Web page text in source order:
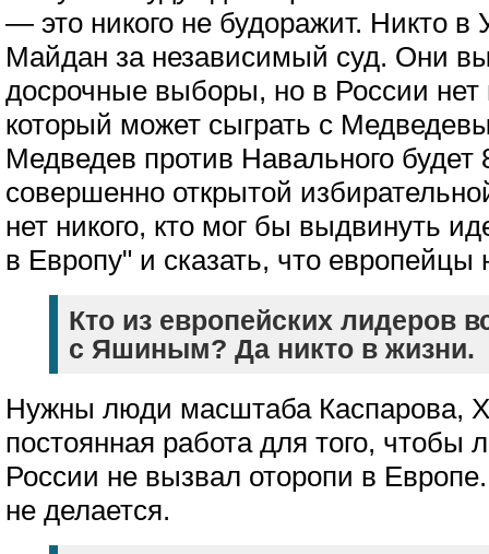
— это никого не будоражит. Никто в
Майдан за независимый суд. Они
досрочные выборы, но в России нет
который может сыграть с
Медведев против Навального будет
совершенно открытой
нет никого, кто мог бы выдвинуть
в Европу" и сказать, что европейцы
Кто из европейских лидеров
с Яшиным? Да никто в жизни.
Нужны люди масштаба Каспарова,
постоянная работа для того, чтобы
России не вызвал оторопи в
не делается.